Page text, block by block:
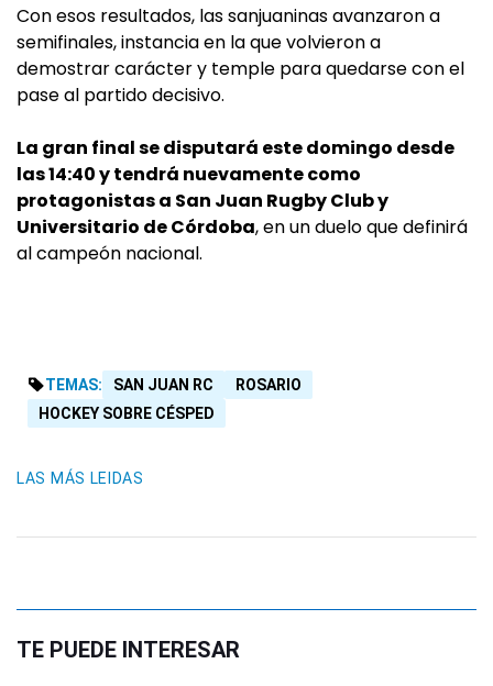
Con esos resultados, las sanjuaninas avanzaron a
semifinales, instancia en la que volvieron a
demostrar carácter y temple para quedarse con el
pase al partido decisivo.
La gran final se disputará este domingo desde
las 14:40 y tendrá nuevamente como
protagonistas a San Juan Rugby Club y
Universitario de Córdoba, en un duelo que definirá
al campeón nacional.
TEMAS: SAN JUAN RC
ROSARIO
HOCKEY SOBRE CÉSPED
LAS MÁS LEIDAS
TE PUEDE INTERESAR